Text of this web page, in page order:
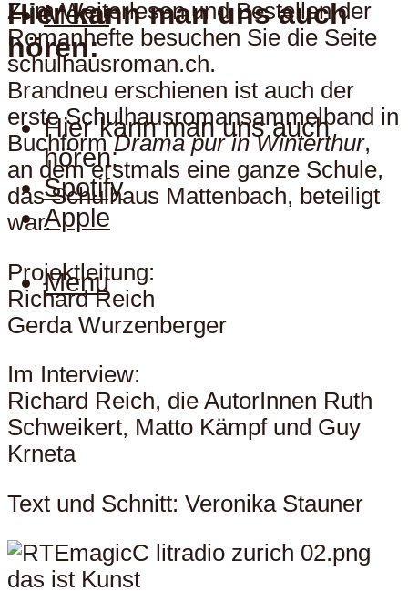
Menu
Hier kann man uns auch
hören:
Hier kann man uns auch
hören:
Spotify
Apple
Menu
Zum Weiterlesen und Bestellen der
Romanhefte besuchen Sie die Seite
schulhausroman.ch.
Brandneu erschienen ist auch der
erste Schulhausromansammelband in
BuchformDrama pur in Winterthur,
an dem erstmals eine ganze Schule,
das Schulhaus Mattenbach, beteiligt
war.
Projektleitung:
Richard Reich
Gerda Wurzenberger
Im Interview:
Richard Reich, die AutorInnen Ruth
Schweikert, Matto Kämpf und Guy
Krneta
Text und Schnitt: Veronika Stauner